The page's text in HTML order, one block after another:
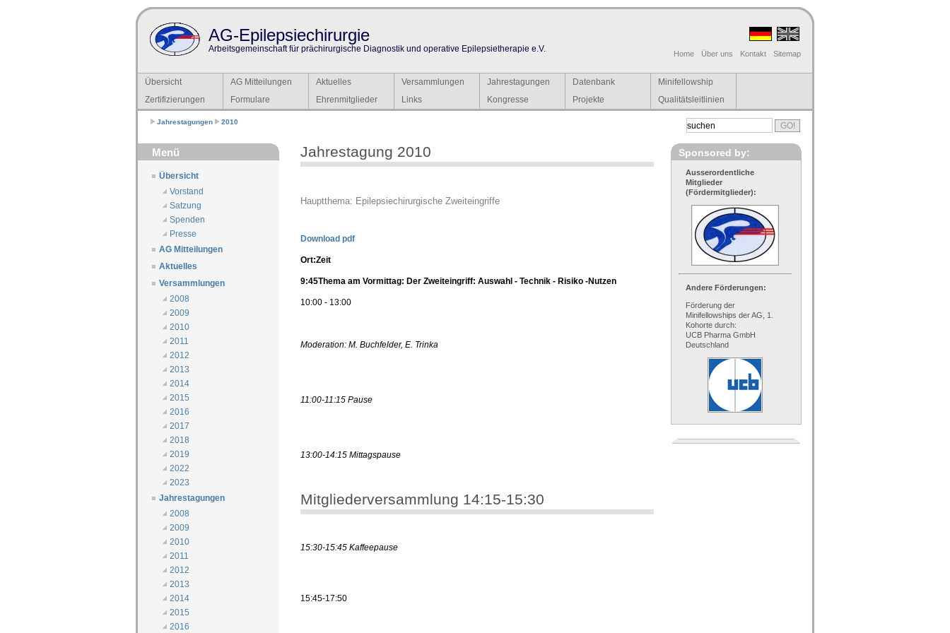
AG-Epilepsiechirurgie
Arbeitsgemeinschaft für prächirurgische Diagnostik und operative Epilepsietherapie e.V. Home Über uns Kontakt Sitemap
Übersicht AG Mitteilungen Aktuelles Versammlungen Jahrestagungen Datenbank
Minifellowship
Zertifizierungen
Formulare Ehrenmitglieder Links Kongresse Projekte Qualitätsleitlinien
Jahrestagungen 2010
Menü
Übersicht
Vorstand
Satzung
Spenden
Presse
AG Mitteilungen
Aktuelles
Versammlungen
2008
2009
2010
2011
2012
2013
2014
2015
2016
2017
2018
2019
2022
2023
Jahrestagungen
2008
2009
2010
2011
2012
2013
2014
2015
2016
Jahrestagung 2010
Hauptthema: Epilepsiechirurgische Zweiteingriffe
Download pdf
Ort:Zeit
9:45Thema am Vormittag: Der Zweiteingriff: Auswahl - Technik - Risiko -Nutzen
10:00 - 13:00
Moderation: M. Buchfelder, E. Trinka
11:00-11:15 Pause
13:00-14:15 Mittagspause
Mitgliederversammlung 14:15-15:30
15:30-15:45 Kaffeepause
15:45-17:50
Sponsored by:
Ausserordentliche
Mitglieder
(Fördermitglieder):
Andere Förderungen:
Förderung der
Minifellowships der AG, 1.
Kohorte durch:
UCB Pharma GmbH
Deutschland